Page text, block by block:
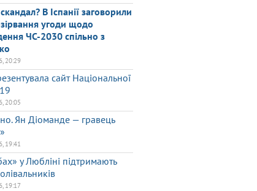
В Іспанії заговорили
угоди щодо
ЧС-2030 спільно з
20:29
сайт Національної
20:05
Ян Діоманде — гравець
19:41
у Любліні підтримають
19:17